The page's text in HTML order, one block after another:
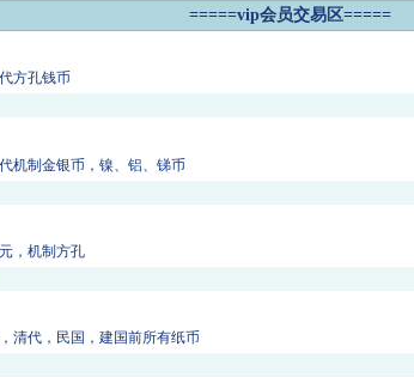
=====vip会员交易区=====
方孔钱币
机制金银币，镍、铝、锑币
，机制方孔
清代，民国，建国前所有纸币